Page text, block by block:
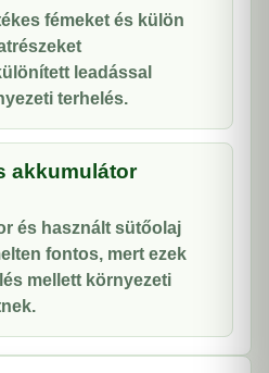
fémeket és külön
leadással
terhelés.
akkumulátor
és használt sütőolaj
fontos, mert ezek
mellett környezeti